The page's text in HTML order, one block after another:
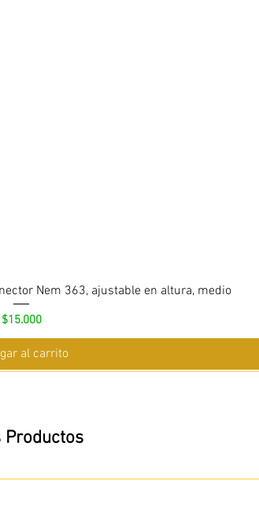
Nem 363, ajustable en altura, medio
Precio
$15.000
al carrito
Productos